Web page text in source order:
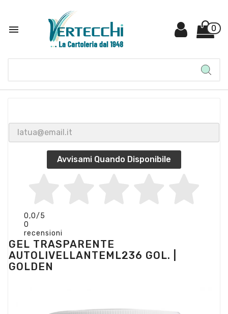
 0
Avvisami Quando Disponibile
0,0/5
0
recensioni
GEL TRASPARENTE
AUTOLIVELLANTEML236 GOL. |
GOLDEN